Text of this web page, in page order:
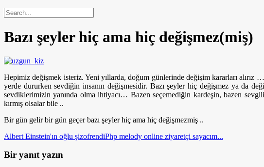
Bazı şeyler hiç ama hiç değişmez(miş)
Hepimiz değişmek isteriz. Yeni yıllarda, doğum günlerinde değişim kararları
yerde dururken sevdiğin insanın değişmesidir. Bazı şeyler hiç değişmez ya da
sevdiklerimizin yanında olma ihtiyacı… Bazen seçemediğin kardeşin, bazen
kırmış olsalar bile ..
Bir gün gelir bir gün geçer bazı şeyler hiç ama hiç değişmezmiş ..
Albert Einstein'ın oğlu şizofrendiPhp melody online ziyaretçi sayacım...
Bir yanıt yazın